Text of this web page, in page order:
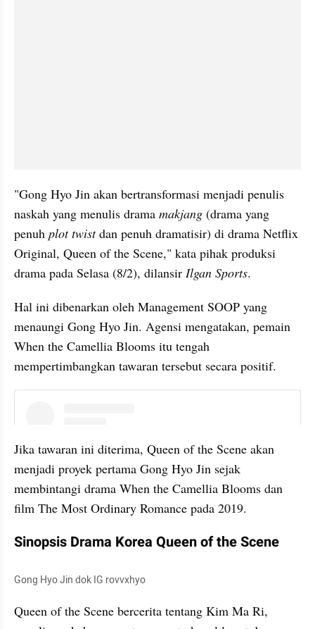
"Gong Hyo Jin akan bertransformasi menjadi penulis
naskah yang menulis drama makjang (drama yang
penuh plot twist dan penuh dramatisir) di drama Netflix
Original, Queen of the Scene," kata pihak produksi
drama pada Selasa (8/2), dilansir Ilgan Sports.
Hal ini dibenarkan oleh Management SOOP yang
menaungi Gong Hyo Jin. Agensi mengatakan, pemain
When the Camellia Blooms itu tengah
mempertimbangkan tawaran tersebut secara positif.
Jika tawaran ini diterima, Queen of the Scene akan
menjadi proyek pertama Gong Hyo Jin sejak
membintangi drama When the Camellia Blooms dan
film The Most Ordinary Romance pada 2019.
Sinopsis Drama Korea Queen of the Scene
Gong Hyo Jin dok IG rovvxhyo
Queen of the Scene bercerita tentang Kim Ma Ri,